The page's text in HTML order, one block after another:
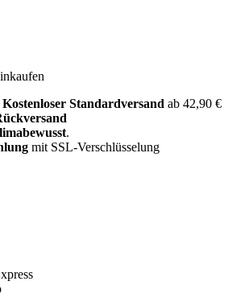
Standardversand ab 42,90 €
.
mit SSL-Verschlüsselung